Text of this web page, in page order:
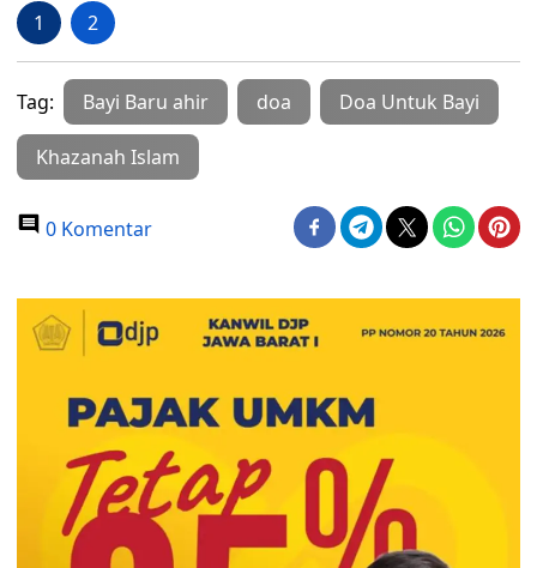
1 2
Tag: Bayi Baru ahir doa Doa Untuk Bayi
Khazanah Islam
0 Komentar